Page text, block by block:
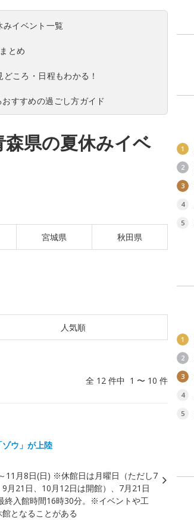
イベント一覧
とめ
ころ・日程もわかる！
すすめの過ごし方ガイド
県の夏休みイベ
宮城県 秋田県
人気順
全 12 件中 1 〜 10 件
ウ」が上陸
11月8日(日) ※休館日は月曜日（ただし7
月21日、10月12日は開館）、7月21日
終入館時間16時30分。※イベントや工
となることがある
1
2
3
4
5
1
2
3
4
5